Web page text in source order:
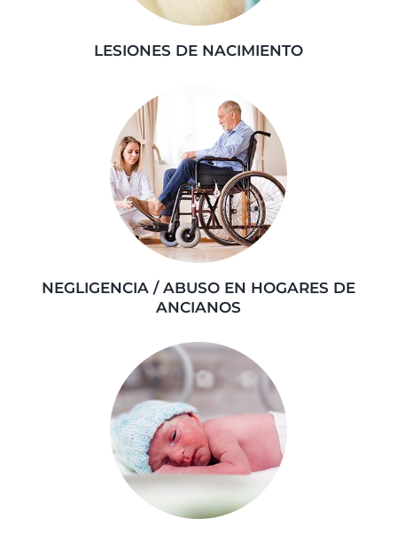
LESIONES DE NACIMIENTO
NEGLIGENCIA / ABUSO EN HOGARES DE
ANCIANOS